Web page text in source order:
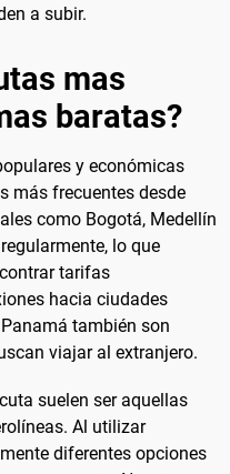
a subir.
mas
baratas?
y económicas
más frecuentes desde
como Bogotá, Medellín
lo que
tarifas
hacia ciudades
también son
viajar al extranjero.
suelen ser aquellas
Al utilizar
diferentes opciones